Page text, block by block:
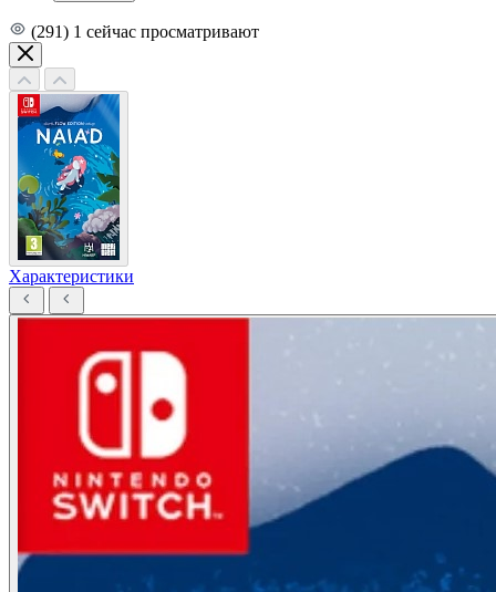
(291) 1 сейчас просматривают
Характеристики